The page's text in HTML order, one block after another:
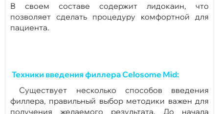
В своем составе содержит лидокаин, что
позволяет сделать процедуру комфортной для
пациента.
Техники введения филлера Celosome Mid:
Существует несколько способов введения
филлера, правильный выбор методики важен для
получения желаемого результата. До начала